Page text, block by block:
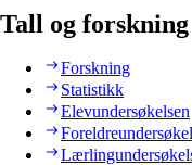
Tall og forskning
Forskning
Statistikk
Elevundersøkelsen